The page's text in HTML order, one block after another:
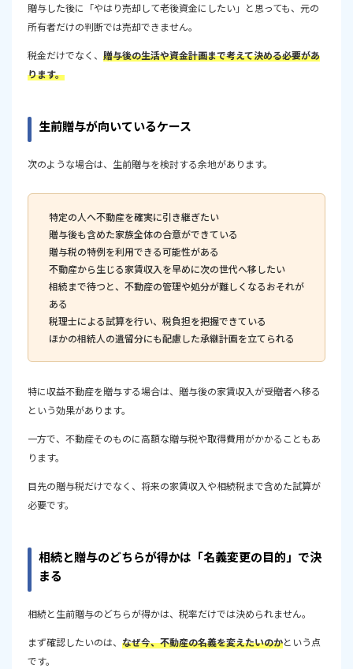
贈与した後に「やはり売却して老後資金にしたい」と思っても、元の
所有者だけの判断では売却できません。
税金だけでなく、 贈与後の生活や資金計画まで考えて決める必要があ
ります。
生前贈与が向いているケース
次のような場合は、生前贈与を検討する余地があります。
特定の人へ不動産を確実に引き継ぎたい
贈与後も含めた家族全体の合意ができている
贈与税の特例を利用できる可能性がある
不動産から生じる家賃収入を早めに次の世代へ移したい
相続まで待つと、不動産の管理や処分が難しくなるおそれが
ある
税理士による試算を行い、税負担を把握できている
ほかの相続人の遺留分にも配慮した承継計画を立てられる
特に収益不動産を贈与する場合は、贈与後の家賃収入が受贈者へ移る
という効果があります。
一方で、不動産そのものに高額な贈与税や取得費用がかかることもあ
ります。
目先の贈与税だけでなく、将来の家賃収入や相続税まで含めた試算が
必要です。
相続と贈与のどちらが得かは「名義変更の目的」で決
まる
相続と生前贈与のどちらが得かは、税率だけでは決められません。
まず確認したいのは、 なぜ今、不動産の名義を変えたいのかという点
です。